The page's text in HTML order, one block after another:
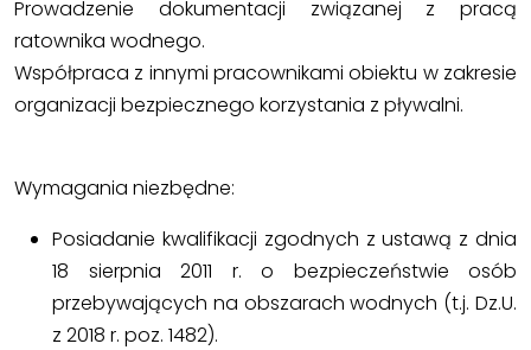
Prowadzenie dokumentacji związanej z pracą
ratownika wodnego.
Współpraca z innymi pracownikami obiektu w zakresie
organizacji bezpiecznego korzystania z pływalni.
Wymagania niezbędne:
Posiadanie kwalifikacji zgodnych z ustawą z dnia
18 sierpnia 2011 r. o bezpieczeństwie osób
przebywających na obszarach wodnych (t.j. Dz.U.
z 2018 r. poz. 1482).